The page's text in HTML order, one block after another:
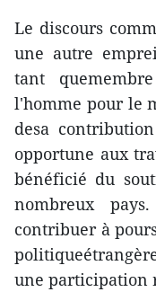
Le discours
une autre
tant
l'homme pour le
desa
opportune aux
bénéficié du
nombreux
contribuer à
une participation